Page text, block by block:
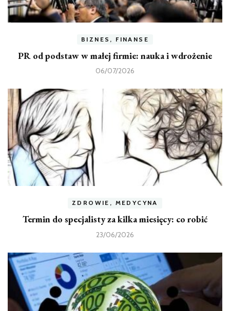
BIZNES, FINANSE
PR od podstaw w małej firmie: nauka i wdrożenie
06/07/2026
ZDROWIE, MEDYCYNA
Termin do specjalisty za kilka miesięcy: co robić
23/06/2026